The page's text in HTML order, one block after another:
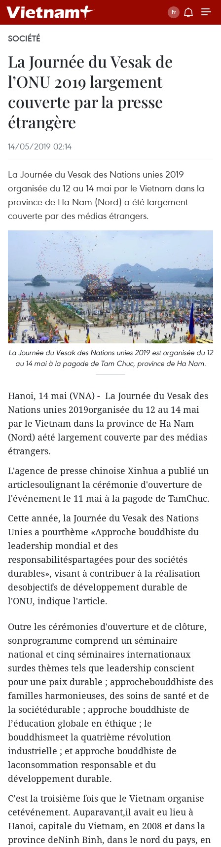
SOCIÉTÉ
La Journée du Vesak de
l’ONU 2019 largement
couverte par la presse
étrangère
14/05/2019 02:14
La Journée du Vesak des Nations unies 2019
organisée du 12 au 14 mai par le Vietnam dans la
province de Ha Nam (Nord) a été largement
couverte par des médias étrangers. ​
La Journée du Vesak des Nations unies 2019 est organisée du 12
au 14 mai à la pagode de Tam Chuc, province de Ha Nam.
Hanoi, 14 mai (VNA) - La Journée du Vesak des
Nations unies 2019organisée du 12 au 14 mai
par le Vietnam dans la province de Ha Nam
(Nord) aété largement couverte par des médias
étrangers.
L'agence de presse chinoise Xinhua a publié un
articlesoulignant la cérémonie d'ouverture de
l'événement le 11 mai à la pagode de TamChuc.
Cette année, la Journée du Vesak des Nations
Unies a pourthème «Approche bouddhiste du
leadership mondial et des
responsabilitéspartagées pour des sociétés
durables», visant à contribuer à la réalisation
desobjectifs de développement durable de
l'ONU, indique l'article.
Outre les cérémonies d'ouverture et de clôture,
sonprogramme comprend un séminaire
national et cinq séminaires internationaux
surdes thèmes tels que leadership conscient
pour une paix durable ; approchebouddhiste des
familles harmonieuses, des soins de santé et de
la sociétédurable ; approche bouddhiste de
l’éducation globale en éthique ; le
bouddhismeet la quatrième révolution
industrielle ; et approche bouddhiste de
laconsommation responsable et du
développement durable.
C’est la troisième fois que le Vietnam organise
cetévénement. Auparavant,il avait eu lieu à
Hanoi, capitale du Vietnam, en 2008 et dans la
province deNinh Binh, dans le nord du pays, en